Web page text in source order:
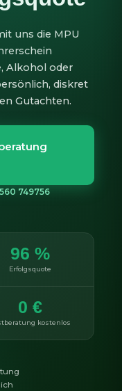
uns die MPU
Alkohol oder
diskret
Gutachten.
749756
96 %
Erfolgsquote
0 €
kostenlos